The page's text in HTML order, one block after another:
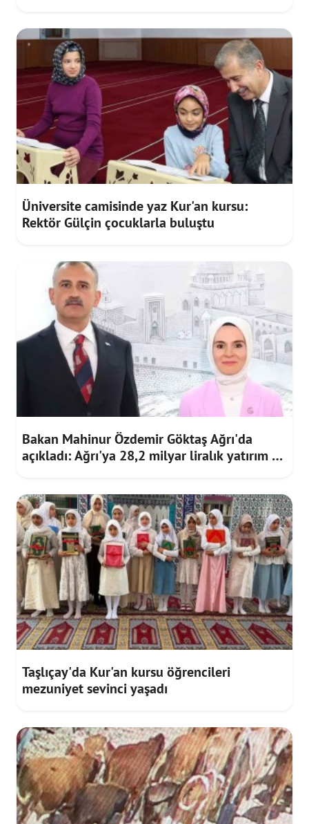
Üniversite camisinde yaz Kur'an kursu:
Rektör Gülçin çocuklarla buluştu
Bakan Mahinur Özdemir Göktaş Ağrı'da
açıkladı: Ağrı'ya 28,2 milyar liralık yatırım ve
Taşlıçay'da Kur'an kursu öğrencileri
mezuniyet sevinci yaşadı